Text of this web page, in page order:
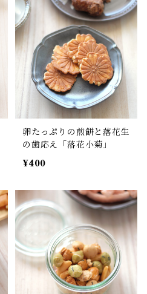
卵たっぷりの煎餅と落花生
の歯応え「落花小菊」
¥400